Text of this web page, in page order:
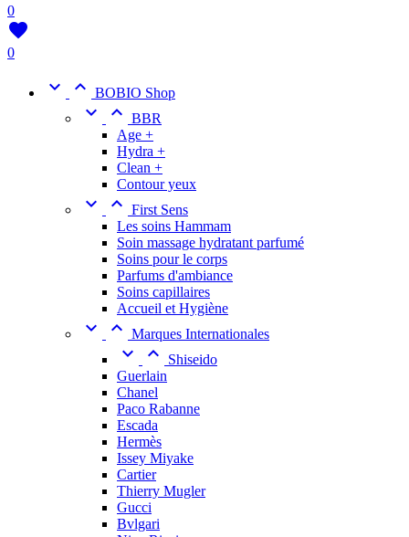
0

0
  BOBIO Shop
  BBR
Age +
Hydra +
Clean +
Contour yeux
  First Sens
Les soins Hammam
Soin massage hydratant parfumé
Soins pour le corps
Parfums d'ambiance
Soins capillaires
Accueil et Hygiène
  Marques Internationales
 
Shiseido
Guerlain
Chanel
Paco Rabanne
Escada
Hermès
Issey Miyake
Cartier
Thierry Mugler
Gucci
Bvlgari